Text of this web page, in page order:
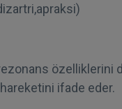
özelliklerini
ifade eder.